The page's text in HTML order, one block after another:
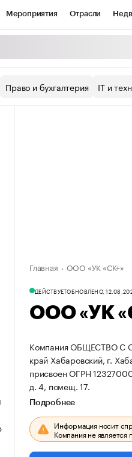
Мероприятия Отрасли
Спецпроекты
Право и бухгалтерия IT и
Главная ООО «УК «СК+»
ДЕЙСТВУЕТОБНОВЛЕНО,
ООО «УК
Компания ОБЩЕСТВО С
край Хабаровский, г.
присвоен ОГРН
д. 4, помещ. 17.
Подробнее
Информация носит
Компания не